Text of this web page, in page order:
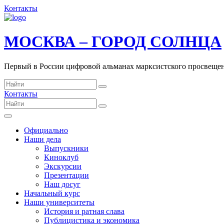
Контакты
МОСКВА – ГОРОД СОЛНЦА
Первый в России цифровой альманах марксистского
Контакты
Официально
Наши дела
Выпускники
Киноклуб
Экскурсии
Презентации
Наш досуг
Начальный курс
Наши университеты
История и ратная слава
Публицистика и экономика